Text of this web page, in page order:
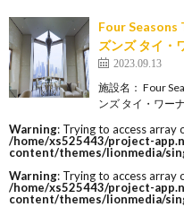
Four Seasons
ズンズ タイ・
2023.09.13
施設名： Four
ンズ タイ・ワー
Warning: Trying to access
/home/xs525443/project-
content/themes/lionmedia/
Warning: Trying to access
/home/xs525443/project-
content/themes/lionmedia/